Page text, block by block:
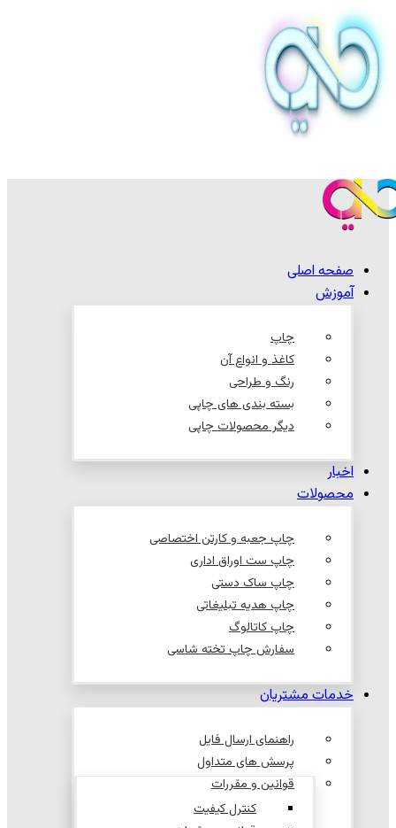
صفحه اصلی
آموزش
چاپ
کاغذ و انواع آن
رنگ و طراحی
بسته بندی های چاپی
دیگر محصولات چاپی
اخبار
محصولات
چاپ جعبه و کارتن اختصاصی
چاپ ست اوراق اداری
چاپ ساک دستی
چاپ هدیه تبلیغاتی
چاپ کاتالوگ
سفارش چاپ تخته شاسی
خدمات مشتریان
راهنمای ارسال فایل
پرسش های متداول
قوانین و مقررات
کنترل کیفیت